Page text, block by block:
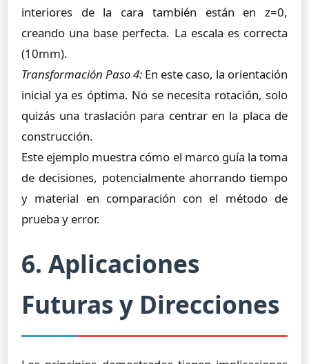
interiores de la cara también están en z=0,
creando una base perfecta. La escala es correcta
(10mm).
Transformación Paso 4: En este caso, la orientación
inicial ya es óptima. No se necesita rotación, solo
quizás una traslación para centrar en la placa de
construcción.
Este ejemplo muestra cómo el marco guía la toma
de decisiones, potencialmente ahorrando tiempo
y material en comparación con el método de
prueba y error.
6. Aplicaciones
Futuras y Direcciones